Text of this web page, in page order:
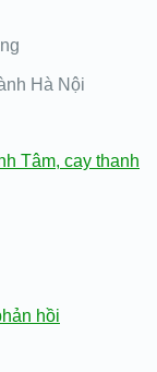
Hà Nội
Tâm, cay thanh
hồi